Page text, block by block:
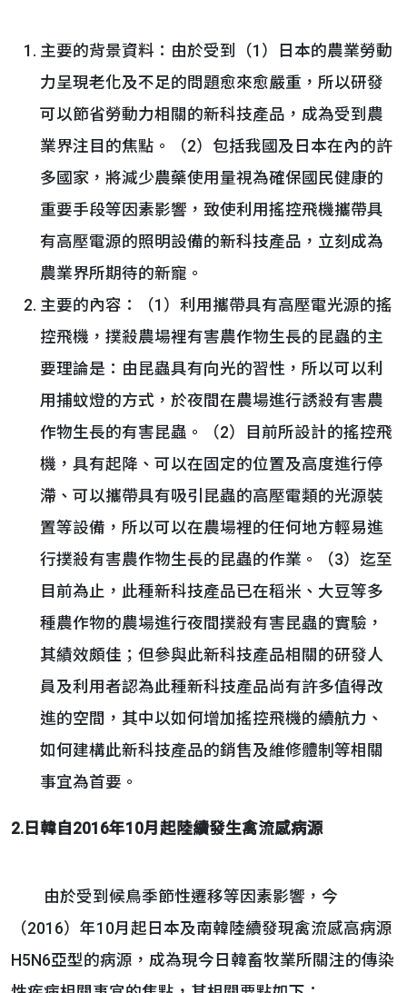
主要的背景資料：由於受到（1）日本的農業勞動
力呈現老化及不足的問題愈來愈嚴重，所以研發
可以節省勞動力相關的新科技產品，成為受到農
業界注目的焦點。（2）包括我國及日本在內的許
多國家，將減少農藥使用量視為確保國民健康的
重要手段等因素影響，致使利用搖控飛機攜帶具
有高壓電源的照明設備的新科技產品，立刻成為
農業界所期待的新寵。
主要的內容：（1）利用攜帶具有高壓電光源的搖
控飛機，撲殺農場裡有害農作物生長的昆蟲的主
要理論是：由昆蟲具有向光的習性，所以可以利
用捕蚊燈的方式，於夜間在農場進行誘殺有害農
作物生長的有害昆蟲。（2）目前所設計的搖控飛
機，具有起降、可以在固定的位置及高度進行停
滯、可以攜帶具有吸引昆蟲的高壓電類的光源裝
置等設備，所以可以在農場裡的任何地方輕易進
行撲殺有害農作物生長的昆蟲的作業。（3）迄至
目前為止，此種新科技產品已在稻米、大豆等多
種農作物的農場進行夜間撲殺有害昆蟲的實驗，
其績效頗佳；但參與此新科技產品相關的研發人
員及利用者認為此種新科技產品尚有許多值得改
進的空間，其中以如何增加搖控飛機的續航力、
如何建構此新科技產品的銷售及維修體制等相關
事宜為首要。
2.日韓自2016年10月起陸續發生禽流感病源
由於受到候鳥季節性遷移等因素影響，今
（2016）年10月起日本及南韓陸續發現禽流感高病源
H5N6亞型的病源，成為現今日韓畜牧業所關注的傳染